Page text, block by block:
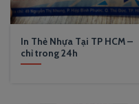
In Thẻ Nhựa Tại TP HCM –
chỉ trong 24h